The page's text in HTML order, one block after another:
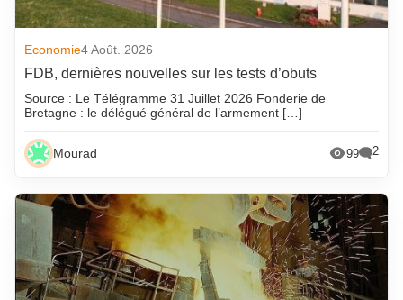
Economie4 Août. 2026
FDB, dernières nouvelles sur les tests d’obuts
Source : Le Télégramme 31 Juillet 2026 Fonderie de
Bretagne : le délégué général de l’armement […]
Mourad 99 2